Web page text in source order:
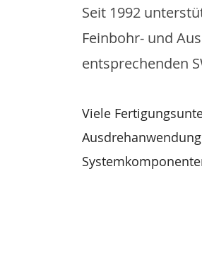
Seit 1992
Feinbohr- und
entsprechenden
Viele